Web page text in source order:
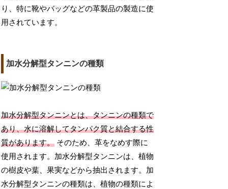
り、特に靴やバッグなどの革製品の製造に使
用されています。
加水分解型タンニンの種類
加水分解型タンニンとは、タンニンの種類で
あり、水に溶解してタンパク質と結合する性
質があります。 そのため、革をなめす際に
使用されます。加水分解型タンニンは、植物
の樹皮や葉、果実などから抽出されます。加
水分解型タンニンの種類は、植物の種類によ